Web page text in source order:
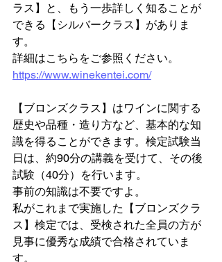
ラス】と、もう一歩詳しく知ることが
できる【シルバークラス】がありま
す。
詳細はこちらをご参照ください。
https://www.winekentei.com/
【ブロンズクラス】はワインに関する
歴史や品種・造り方など、基本的な知
識を得ることができます。検定試験当
日は、約90分の講義を受けて、その後
試験（40分）を行います。
事前の知識は不要ですよ。
私がこれまで実施した【ブロンズクラ
ス】検定では、受検された全員の方が
見事に優秀な成績で合格されていま
す。